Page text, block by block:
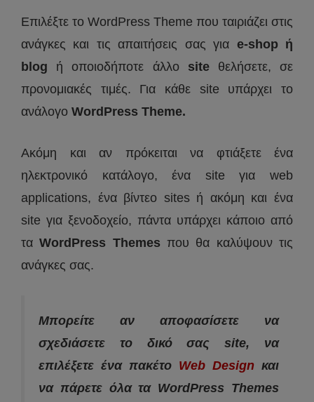
Επιλέξτε το WordPress Theme που ταιριάζει στις
ανάγκες και τις απαιτήσεις σας για e-shop ή
blog ή οποιοδήποτε άλλο siteθελήσετε, σε
προνομιακές τιμές. Για κάθε site υπάρχει το
ανάλογο WordPress Theme.
Ακόμη και αν πρόκειται να φτιάξετε ένα
ηλεκτρονικό κατάλογο, ένα site για web
applications, ένα βίντεο sites ή ακόμη και ένα
site για ξενοδοχείο, πάντα υπάρχει κάποιο από
ταWordPress Themes που θα καλύψουν τις
ανάγκες σας.
Μπορείτε αν αποφασίσετε να
σχεδιάσετε το δικό σας site, να
επιλέξετε ένα πακέτο Web Design και
να πάρετε όλα τα WordPress Themes